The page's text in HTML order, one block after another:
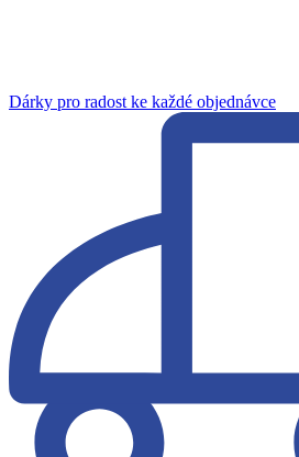
Dárky pro radost ke každé objednávce